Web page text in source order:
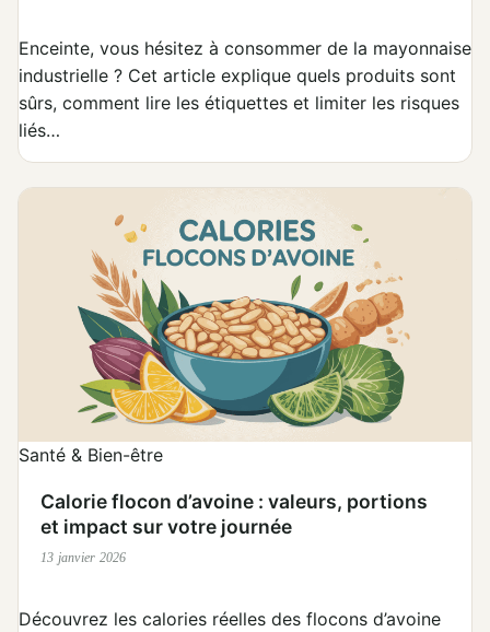
Enceinte, vous hésitez à consommer de la mayonnaise
industrielle ? Cet article explique quels produits sont
sûrs, comment lire les étiquettes et limiter les risques
liés…
Santé & Bien-être
Calorie flocon d’avoine : valeurs, portions
et impact sur votre journée
13 janvier 2026
Découvrez les calories réelles des flocons d’avoine